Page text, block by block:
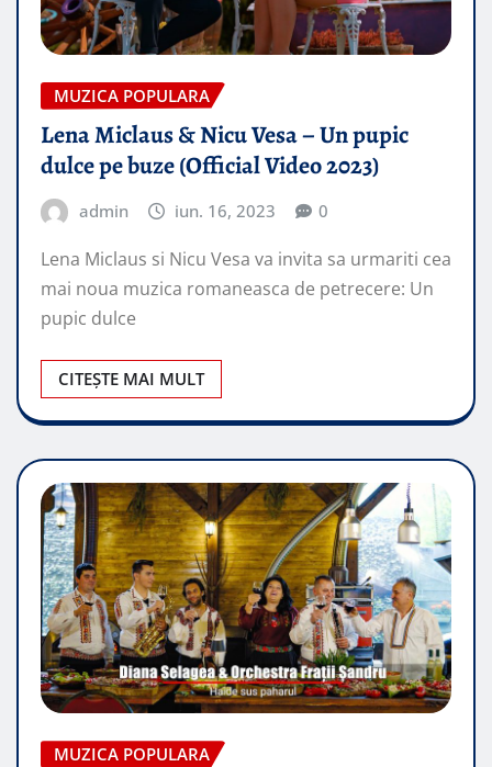
MUZICA POPULARA
Lena Miclaus & Nicu Vesa – Un pupic
dulce pe buze (Official Video 2023)
admin iun. 16, 2023 0
Lena Miclaus si Nicu Vesa va invita sa urmariti cea
mai noua muzica romaneasca de petrecere: Un
pupic dulce
CITEȘTE MAI MULT
MUZICA POPULARA